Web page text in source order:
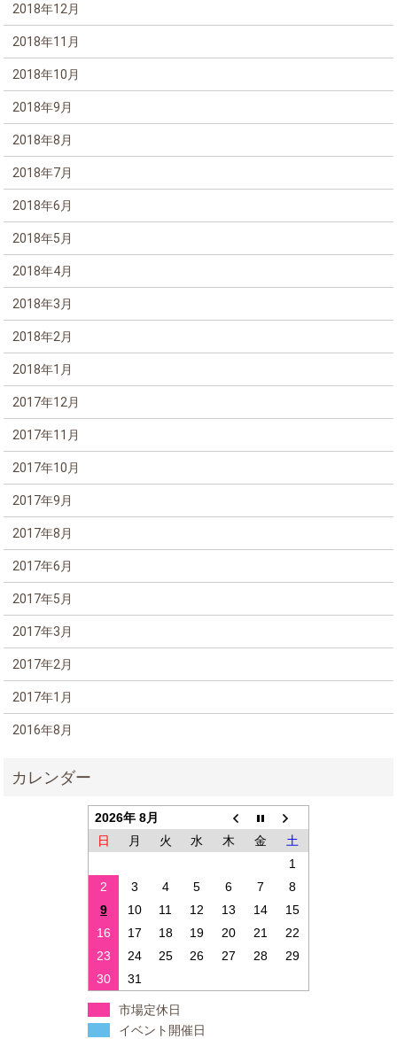
2018年12月
2018年11月
2018年10月
2018年9月
2018年8月
2018年7月
2018年6月
2018年5月
2018年4月
2018年3月
2018年2月
2018年1月
2017年12月
2017年11月
2017年10月
2017年9月
2017年8月
2017年6月
2017年5月
2017年3月
2017年2月
2017年1月
2016年8月
2026年 8月
日
月 火 水 木 金
土
1
2
3 4 5 6 7
8
9
10 11 12 13 14
15
16
17 18 19 20 21
22
23
24 25 26 27 28
29
30
31
市場定休日
イベント開催日